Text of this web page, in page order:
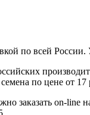
по всей
по цене от 17
on-line